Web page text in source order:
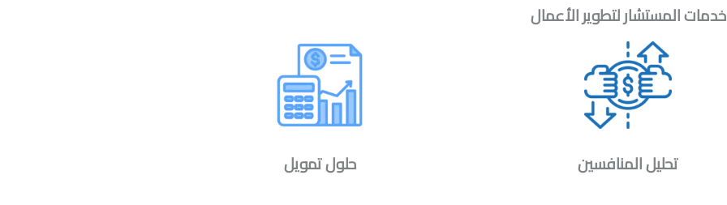
خدمات المستشار لتطوير الأعمال
تحليل المنافسين
حلول تمويل